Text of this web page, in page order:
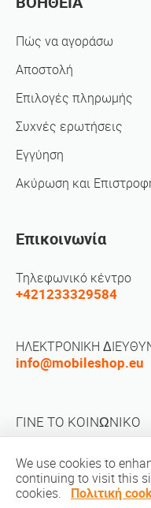
Πώς να αγοράσω
Αποστολή
Επιλογές πληρωμής
Συχνές ερωτήσεις
Εγγύηση
Ακύρωση και
Επικοινωνία
Τηλεφωνικό κέντρο
+421233329584
ΗΛΕΚΤΡΟΝΙΚΗ
info@mobileshop.eu
ΓΙΝΕ ΤΟ ΚΟΙΝΩΝΙΚΟ
We use cookies to
continuing to visit this
cookies. Πολιτική